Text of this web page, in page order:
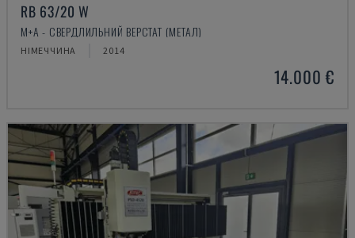
RB 63/20 W
M+A - СВЕРДЛИЛЬНИЙ ВЕРСТАТ (МЕТАЛ)
НІМЕЧЧИНА 2014
14.000 €